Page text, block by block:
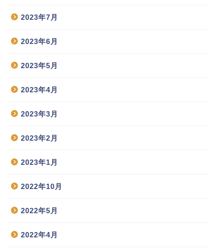
2023年7月
2023年6月
2023年5月
2023年4月
2023年3月
2023年2月
2023年1月
2022年10月
2022年5月
2022年4月